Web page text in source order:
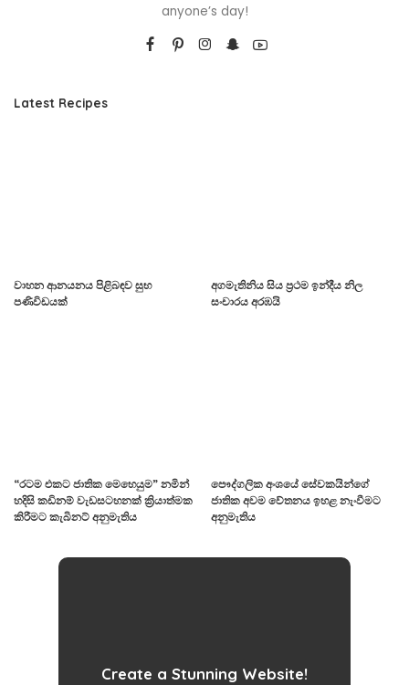
anyone’s day!
Latest Recipes
වාහන ආනයනය පිළිබඳව සුභ
පණිවිඩයක්
අගමැතිනිය සිය ප්‍රථම ඉන්දීය නිල
සංචාරය අරඹයි
“රටම එකට ජාතික මෙහෙයුම” නමින්
හදිසි කඩිනම් වැඩසටහනක් ක්‍රියාත්මක
කිරීමට කැබිනට් අනුමැතිය
පෞද්ගලික අංශයේ සේවකයින්ගේ
ජාතික අවම වේතනය ඉහළ නැංවීමට
අනුමැතිය
Create a Stunning Website!